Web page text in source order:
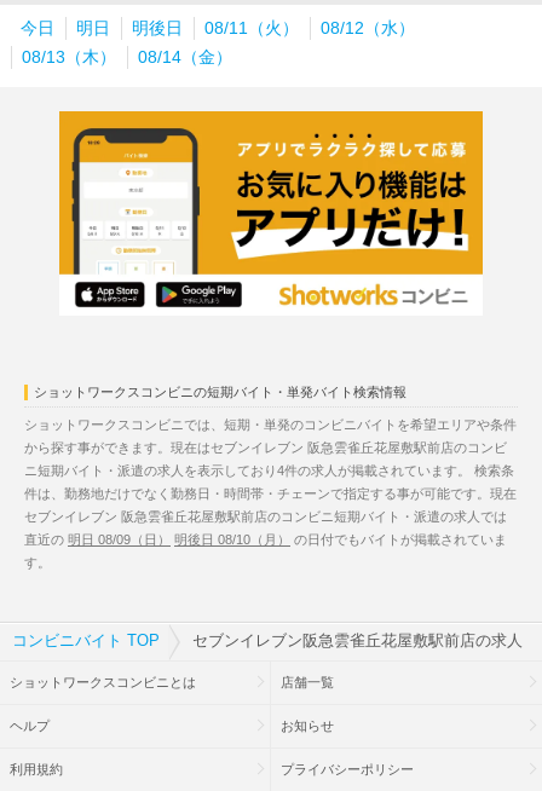
今日 明日 明後日 08/11（火）
08/12（水）
08/13（木）
08/14（金）
ショットワークスコンビニの短期バイト・単発バイト検索情報
ショットワークスコンビニでは、短期・単発のコンビニバイトを希望エリアや条件
から探す事ができます。現在はセブンイレブン 阪急雲雀丘花屋敷駅前店のコンビ
ニ短期バイト・派遣の求人を表示しており4件の求人が掲載されています。 検索条
件は、勤務地だけでなく勤務日・時間帯・チェーンで指定する事が可能です。現在
セブンイレブン 阪急雲雀丘花屋敷駅前店のコンビニ短期バイト・派遣の求人では
直近の 明日 08/09（日） 明後日 08/10（月）
の日付でもバイトが掲載されていま
す。
コンビニバイト TOP セブンイレブン阪急雲雀丘花屋敷駅前店の求人
ショットワークスコンビニとは 店舗一覧
ヘルプ お知らせ
利用規約 プライバシーポリシー